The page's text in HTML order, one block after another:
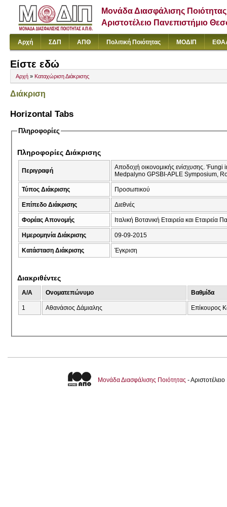
Μονάδα Διασφάλισης Ποιότητας
Αριστοτέλειο Πανεπιστήμιο
Αρχή ΣΔΠ ΑΠΘ Πολιτική Ποιότητας ΜΟΔΙΠ
Είστε εδώ
Αρχή » Καταχώριση Διάκρισης
Διάκριση
Horizontal Tabs
Πληροφορίες
Πληροφορίες Διάκρισης
Περιγραφή
Αποδοχή οικονομικής ενίσχυσης.
Medpalyno GPSBI-APLE Symposium,
Τύπος Διάκρισης Προσωπικού
Επίπεδο Διάκρισης Διεθνές
Φορέας Απονομής Ιταλική Βοτανική Εταιρεία και Εταιρεία
Ημερομηνία Διάκρισης 09-09-2015
Κατάσταση Διάκρισης Έγκριση
Διακριθέντες
A/A Ονοματεπώνυμο Βαθμίδα
1 Αθανάσιος Δάμιαλης Eπίκουρος
Μονάδα Διασφάλισης Ποιότητας -